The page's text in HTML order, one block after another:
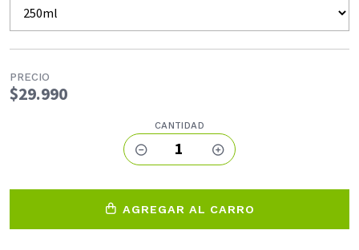
PRECIO
$29.990
CANTIDAD
1
AGREGAR AL CARRO